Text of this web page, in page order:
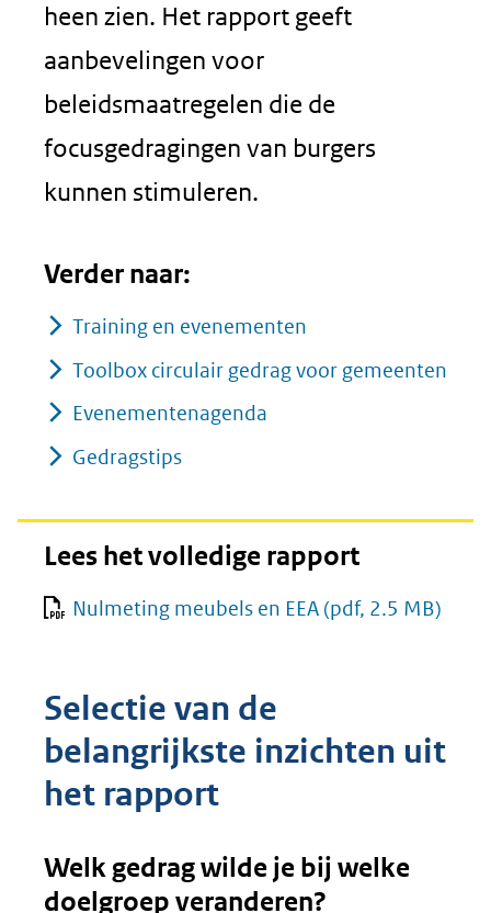
heen zien. Het rapport geeft
aanbevelingen voor
beleidsmaatregelen die de
focusgedragingen van burgers
kunnen stimuleren.
Verder naar:
Training en evenementen
Toolbox circulair gedrag voor gemeenten
Evenementenagenda
Gedragstips
Lees het volledige rapport
Nulmeting meubels en EEA (pdf, 2.5 MB)
Selectie van de
belangrijkste inzichten uit
het rapport
Welk gedrag wilde je bij welke
doelgroep veranderen?